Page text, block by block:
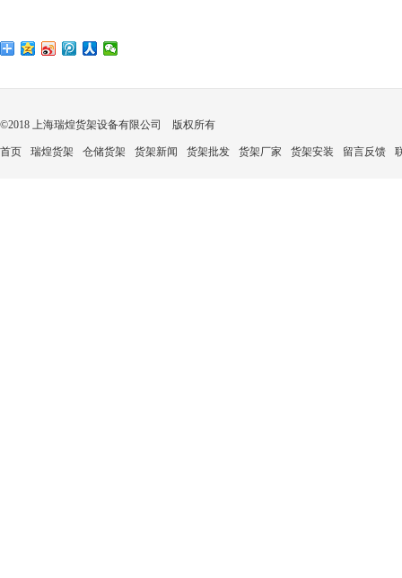
©2018 上海瑞煌货架设备有限公司 版权所有
首页 瑞煌货架 仓储货架 货架新闻 货架批发 货架厂家 货架安装 留言反馈